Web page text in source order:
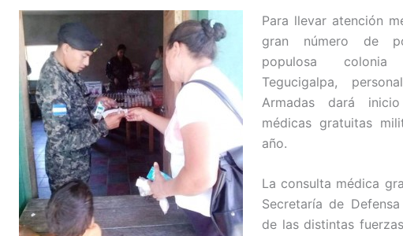
Para llevaratención
gran número de
populosa
Tegucigalpa,
Armadas dará
médicas gratuitas
año.
La consulta médica
Secretaría de
de las distintas